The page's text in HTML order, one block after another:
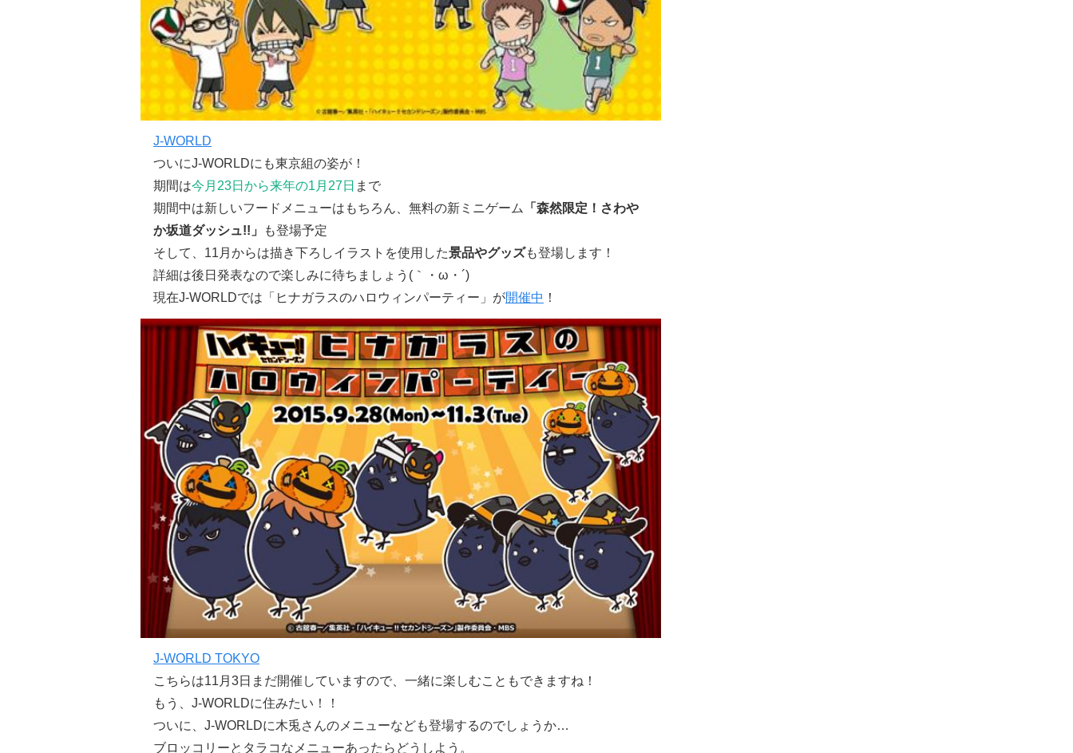
J-WORLD
ついにJ-WORLDにも東京組の姿が！
期間は今月23日から来年の1月27日 まで
期間中は新しいフードメニューはもちろん、無料の新ミニゲーム
「森然限定！さわや
か坂道ダッシュ!!」
も登場予定
そして、11月からは描き下ろしイラストを使用した景品やグッズも登場します！
詳細は後日発表なので楽しみに待ちましょう(｀・ω・´)
現在J-WORLDでは「ヒナガラスのハロウィンパーティー」が開催中 ！
J-WORLD TOKYO
こちらは11月3日まだ開催していますので、一緒に楽しむこともできますね！
もう、J-WORLDに住みたい！！
ついに、J-WORLDに木兎さんのメニューなども登場するのでしょうか…
ブロッコリーとタラコなメニューあったらどうしよう。